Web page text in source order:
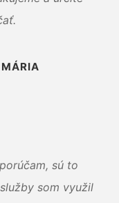
sú to
som využil